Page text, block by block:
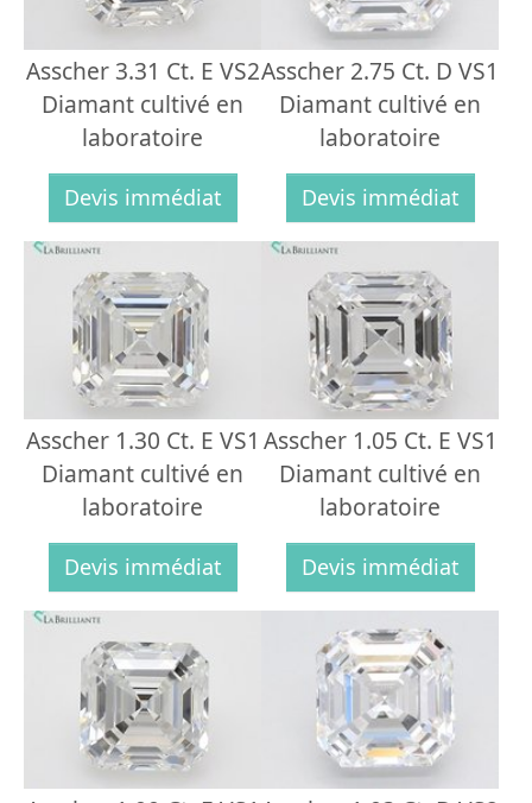
Asscher 3.31 Ct. E VS2
Diamant cultivé en
laboratoire
Devis immédiat
Asscher 2.75 Ct. D VS1
Diamant cultivé en
laboratoire
Devis immédiat
Asscher 1.30 Ct. E VS1
Diamant cultivé en
laboratoire
Devis immédiat
Asscher 1.05 Ct. E VS1
Diamant cultivé en
laboratoire
Devis immédiat